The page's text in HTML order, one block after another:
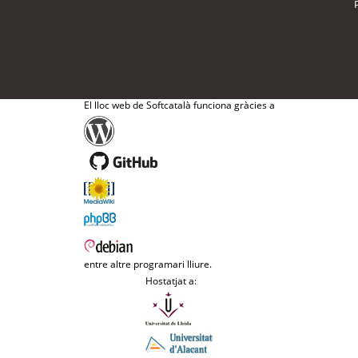
El lloc web de Softcatalà funciona gràcies a
entre altre programari lliure.
Hostatjat a: